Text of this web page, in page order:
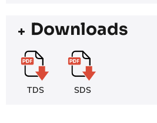
Downloads
TDS SDS